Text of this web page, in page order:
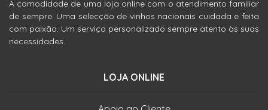
A comodidade de uma loja online com o atendimento familiar
de sempre. Uma selecção de vinhos nacionais cuidada e feita
com paixão. Um serviço personalizado sempre atento às suas
necessidades.
LOJA ONLINE